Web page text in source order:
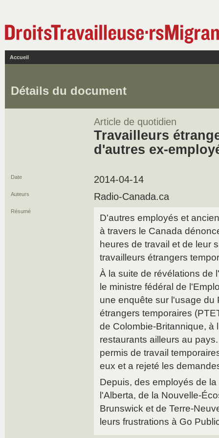
Accueil
Détails du document
Article de quotidien
Travailleurs
d'autres ex-
Date 2014-04-14
Auteurs Radio-Canada.ca
Résumé
D'autres employés et
à travers le Canada
heures de travail et de leur
travailleurs étrangers
À la suite de révélations de
le ministre fédéral de
une enquête sur l'usage du
étrangers temporaires
de Colombie-Britannique, à
restaurants ailleurs au
permis de travail
eux et a rejeté les
Depuis, des employés de
l'Alberta, de la Nouvelle-
Brunswick et de Terre-
leurs frustrations à Go